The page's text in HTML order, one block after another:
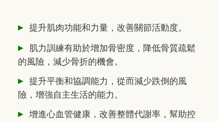
▸ 提升肌肉功能和力量，改善關節活動度。
▸
肌力訓練有助於增加骨密度，降低骨質疏鬆
的風險，減少骨折的機會。
▸ 提升平衡和協調能力，從而減少跌倒的風
險，增強自主生活的能力。
▸ 增進心血管健康，改善整體代謝率，幫助控